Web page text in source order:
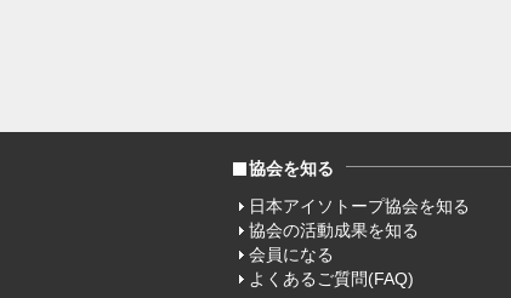
協会を知る
日本アイソトープ協会を知る
協会の活動成果を知る
会員になる
よくあるご質問(FAQ)